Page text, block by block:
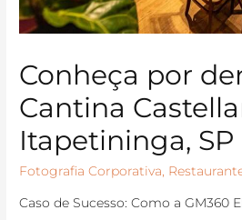
Conheça por
Cantina
Itapetininga, SP
Fotografia Corporativa
Caso de Sucesso: Como a GM360